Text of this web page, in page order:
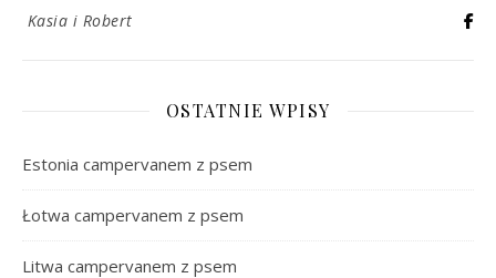
Kasia i Robert
OSTATNIE WPISY
Estonia campervanem z psem
Łotwa campervanem z psem
Litwa campervanem z psem